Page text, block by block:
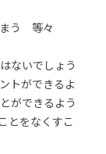
まう 等々
ないでしょう
トができるよ
ができるよう
とをなくすこ